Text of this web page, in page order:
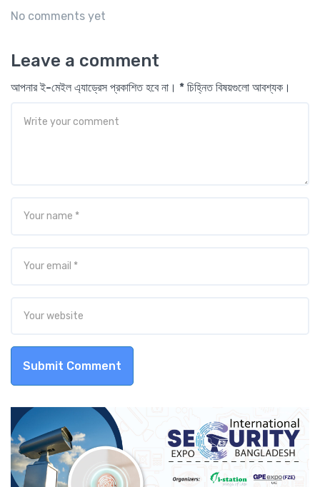
No comments yet
Leave a comment
আপনার ই-মেইল এ্যাড্রেস প্রকাশিত হবে না। * চিহ্নিত বিষয়গুলো আবশ্যক।
Submit Comment